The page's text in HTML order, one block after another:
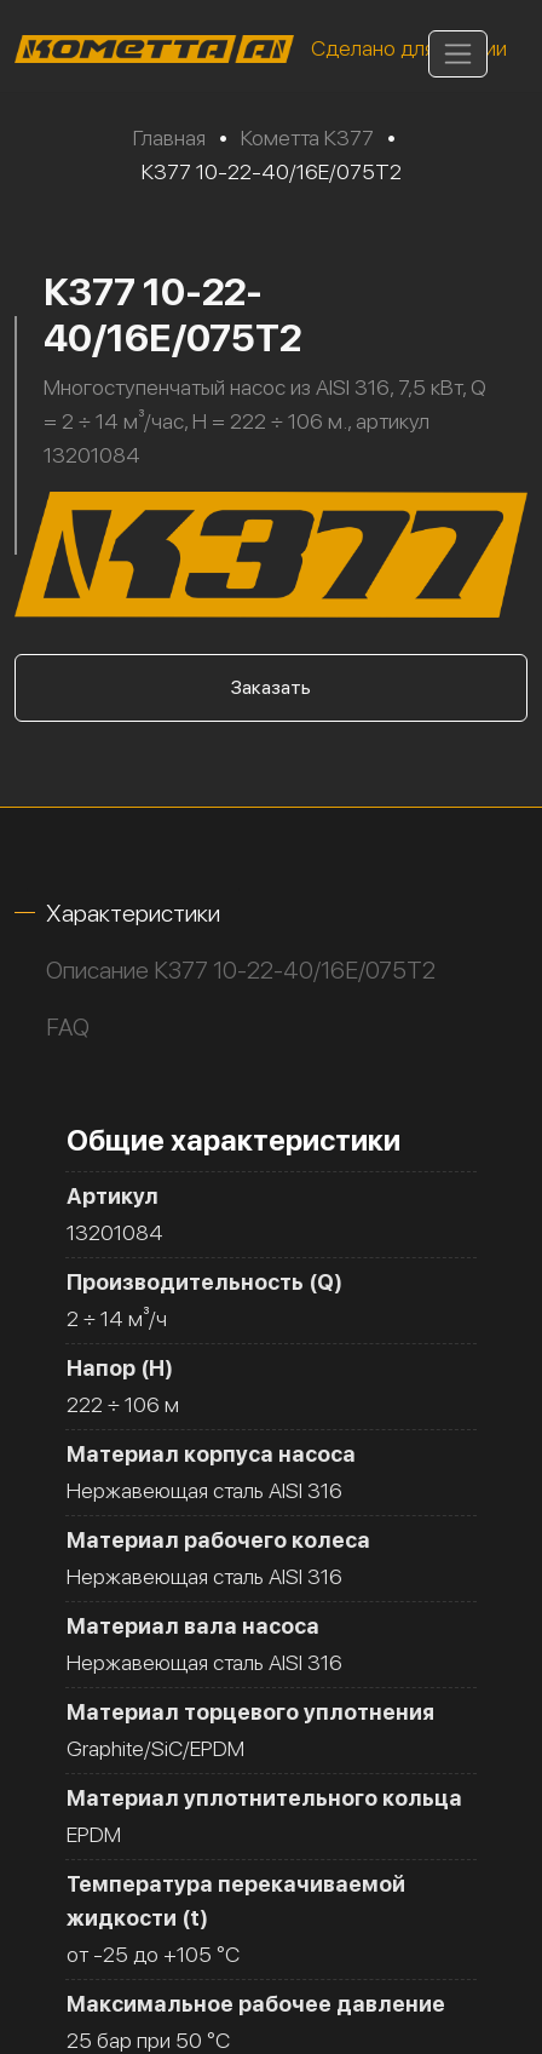
Сделано для России
Главная • Кометта К377
•
К377 10-22-40/16Е/075Т2
К377 10-22-
40/16Е/075Т2
Многоступенчатый насос из AISI 316, 7,5 кВт, Q
= 2 ÷ 14 м³/час, H = 222 ÷ 106 м., артикул
13201084
Заказать
Характеристики
Описание К377 10-22-40/16Е/075Т2
FAQ
Общие характеристики
Артикул
13201084
Производительность (Q)
2 ÷ 14 м³/ч
Напор (H)
222 ÷ 106 м
Материал корпуса насоса
Нержавеющая сталь AISI 316
Материал рабочего колеса
Нержавеющая сталь AISI 316
Материал вала насоса
Нержавеющая сталь AISI 316
Материал торцевого уплотнения
Graphite/SiC/EPDM
Материал уплотнительного кольца
EPDM
Температура перекачиваемой
жидкости (t)
от -25 до +105 °C
Максимальное рабочее давление
25 бар при 50 °C